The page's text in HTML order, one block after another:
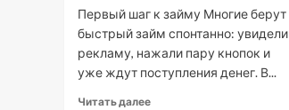
Первый шаг к займу Многие берут
быстрый займ спонтанно: увидели
рекламу, нажали пару кнопок и
уже ждут поступления денег. В...
Читать далееRead